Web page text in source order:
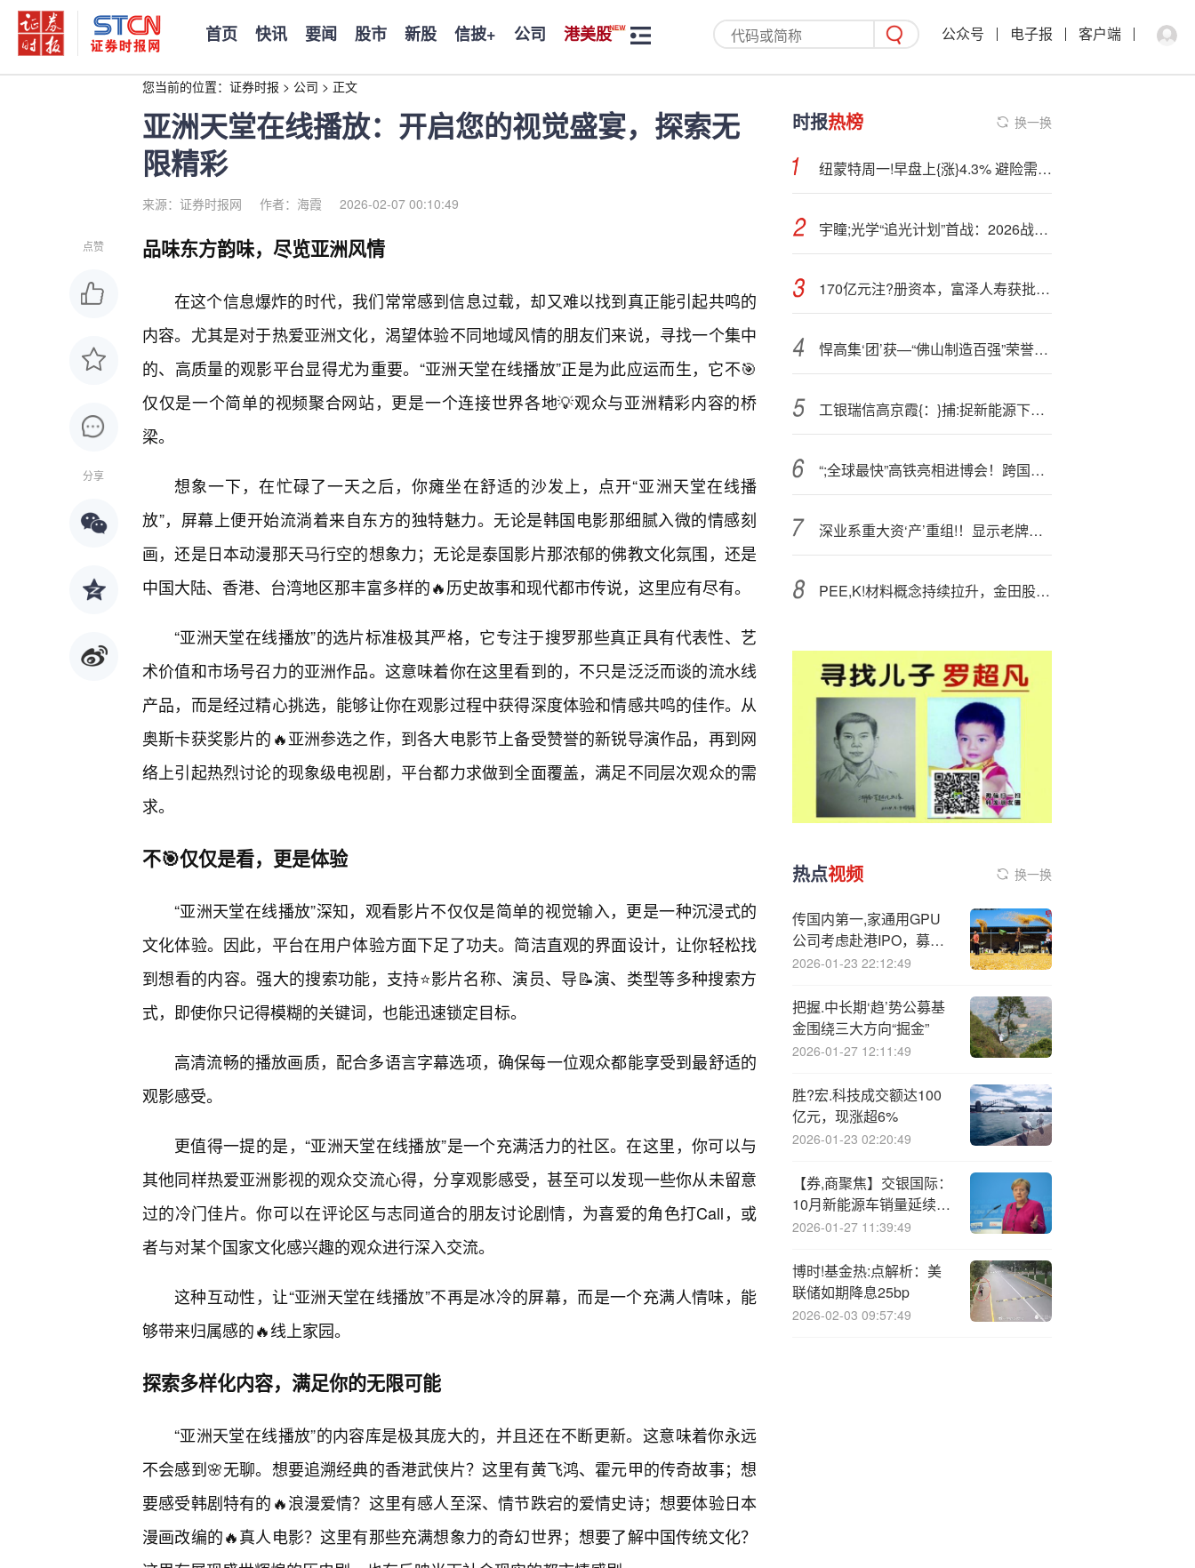
首页 快讯 要闻 股市 新股 信披+ 公司 港美股 公众号 电子报 客户端
您当前的位置： 证券时报 > 公司 > 正文
亚洲天堂在线播放：开启您的视觉盛宴，探索无
限精彩
来源：证券时报网 作者：海霞 2026-02-07 00:10:49
点赞
分享
品味东方韵味，尽览亚洲风情
在这个信息爆炸的时代，我们常常感到信息过载，却又难以找到真正能引起共鸣的
内容。尤其是对于热爱亚洲文化，渴望体验不同地域风情的朋友们来说，寻找一个集中
的、高质量的观影平台显得尤为重要。“亚洲天堂在线播放”正是为此应运而生，它不🎯
仅仅是一个简单的视频聚合网站，更是一个连接世界各地💡观众与亚洲精彩内容的桥
梁。
想象一下，在忙碌了一天之后，你瘫坐在舒适的沙发上，点开“亚洲天堂在线播
放”，屏幕上便开始流淌着来自东方的独特魅力。无论是韩国电影那细腻入微的情感刻
画，还是日本动漫那天马行空的想象力；无论是泰国影片那浓郁的佛教文化氛围，还是
中国大陆、香港、台湾地区那丰富多样的🔥历史故事和现代都市传说，这里应有尽有。
“亚洲天堂在线播放”的选片标准极其严格，它专注于搜罗那些真正具有代表性、艺
术价值和市场号召力的亚洲作品。这意味着你在这里看到的，不只是泛泛而谈的流水线
产品，而是经过精心挑选，能够让你在观影过程中获得深度体验和情感共鸣的佳作。从
奥斯卡获奖影片的🔥亚洲参选之作，到各大电影节上备受赞誉的新锐导演作品，再到网
络上引起热烈讨论的现象级电视剧，平台都力求做到全面覆盖，满足不同层次观众的需
求。
不🎯仅仅是看，更是体验
“亚洲天堂在线播放”深知，观看影片不仅仅是简单的视觉输入，更是一种沉浸式的
文化体验。因此，平台在用户体验方面下足了功夫。简洁直观的界面设计，让你轻松找
到想看的内容。强大的搜索功能，支持⭐影片名称、演员、导📝演、类型等多种搜索方
式，即使你只记得模糊的关键词，也能迅速锁定目标。
高清流畅的播放画质，配合多语言字幕选项，确保每一位观众都能享受到最舒适的
观影感受。
更值得一提的是，“亚洲天堂在线播放”是一个充满活力的社区。在这里，你可以与
其他同样热爱亚洲影视的观众交流心得，分享观影感受，甚至可以发现一些你从未留意
过的冷门佳片。你可以在评论区与志同道合的朋友讨论剧情，为喜爱的角色打Call，或
者与对某个国家文化感兴趣的观众进行深入交流。
这种互动性，让“亚洲天堂在线播放”不再是冰冷的屏幕，而是一个充满人情味，能
够带来归属感的🔥线上家园。
探索多样化内容，满足你的无限可能
“亚洲天堂在线播放”的内容库是极其庞大的，并且还在不断更新。这意味着你永远
不会感到🌸无聊。想要追溯经典的香港武侠片？这里有黄飞鸿、霍元甲的传奇故事；想
要感受韩剧特有的🔥浪漫爱情？这里有感人至深、情节跌宕的爱情史诗；想要体验日本
漫画改编的🔥真人电影？这里有那些充满想象力的奇幻世界；想要了解中国传统文化？
时报热榜 换一换
纽蒙特周一!早盘上{涨}4.3% 避险需求推动金价坚守4000美元上方
宇瞳;光学“追光计划”首战：2026战略解码研讨及企业文化共创会议顺利召开
170亿元注?册资本，富泽人寿获批保险许可证
悍高集‘团’获—“佛山制造百强”荣誉，加码智能制造超级工厂顺利奠基
工银瑞信高京霞{：}捕:捉新能源下半场的确定性红利
“;全球最快”高铁亮相进博会！跨国公司为中国经济发展投下“信任票”
深业系重大资‘产’重组!！显示老牌企业晶华电子70%股权将易主
PEE,K!材料概念持续拉升，金田股份涨停
热点视频 换一换
传国内第一,家通用GPU
公司考虑赴港IPO，募资
或达3-4亿美元
2026-01-23 22:12:49
把握.中长期‘趋’势公募基
金围绕三大方向“掘金”
2026-01-27 12:11:49
胜?宏.科技成交额达100
亿元，现涨超6%
2026-01-23 02:20:49
【券,商聚焦】交银国际：
10月新能源车销量延续高
景气 年底冲量行情可期
2026-01-27 11:39:49
博时!基金热:点解析：美
联储如期降息25bp
2026-02-03 09:57:49